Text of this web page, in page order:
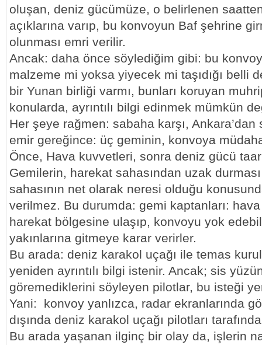
oluşan, deniz gücümüze, o belirlenen
açıklarına varıp, bu konvoyun Baf şehrine
olunması emri verilir.
Ancak: daha önce söylediğim gibi: bu
malzeme mi yoksa yiyecek mi taşıdığı belli
bir Yunan birliği varmı, bunları koruyan
konularda, ayrıntılı bilgi edinmek mümkün
Her şeye rağmen: sabaha karşı, Ankara’dan
emir gereğince: üç geminin, konvoya
Önce, Hava kuvvetleri, sonra deniz gücü
Gemilerin, harekat sahasından uzak
sahasının net olarak neresi olduğu
verilmez. Bu durumda: gemi kaptanları:
harekat bölgesine ulaşıp, konvoyu yok
yakınlarına gitmeye karar verirler.
Bu arada: deniz karakol uçağı ile temas
yeniden ayrıntılı bilgi istenir. Ancak; sis
göremediklerini söyleyen pilotlar, bu isteği
Yani: konvoy yanlızca, radar ekranlarında
dışında deniz karakol uçağı pilotları
Bu arada yaşanan ilginç bir olay da, işlerin